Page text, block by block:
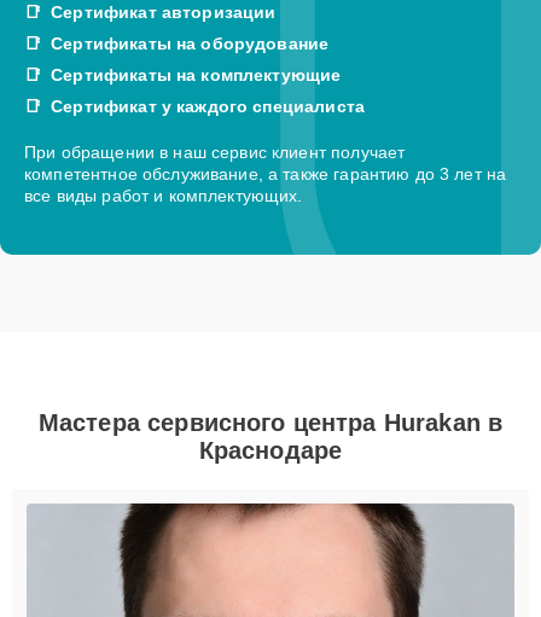
Сертификат авторизации
Сертификаты на оборудование
Сертификаты на комплектующие
Сертификат у каждого специалиста
При обращении в наш сервис клиент получает
компетентное обслуживание, а также гарантию до 3 лет на
все виды работ и комплектующих.
Мастера сервисного центра Hurakan в
Краснодаре